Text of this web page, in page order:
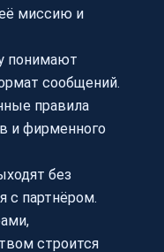
миссию и
понимают
сообщений.
правила
и фирменного
без
с партнёром.
строится